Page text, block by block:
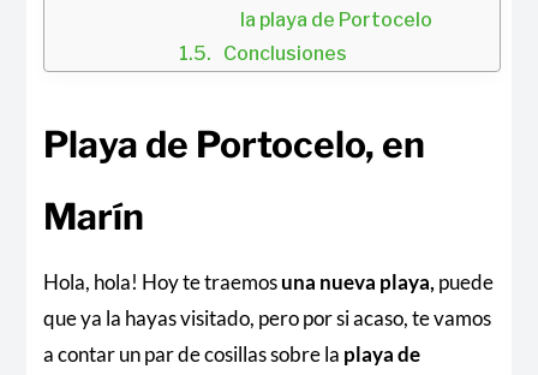
la playa de Portocelo
Conclusiones
Playa de Portocelo, en
Marín
Hola, hola! Hoy te traemosuna nueva playa, puede
que ya la hayas visitado, pero por si acaso, te vamos
a contar un par de cosillas sobre la playa de